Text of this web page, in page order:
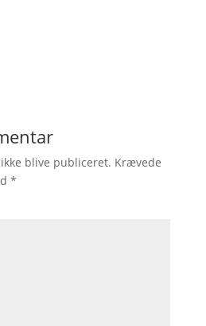
blive publiceret. Krævede
*